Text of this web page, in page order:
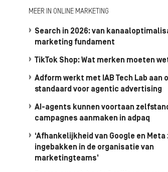
MEER IN ONLINE MARKETING
Search in 2026: van
marketing fundament
TikTok Shop: Wat merken moeten
Adform werkt met IAB Tech Lab aan
standaard voor agentic advertising
AI-agents kunnen voortaan
campagnes aanmaken in adpaq
‘Afhankelijkheid van Google en Meta
ingebakken in de organisatie van
marketingteams’